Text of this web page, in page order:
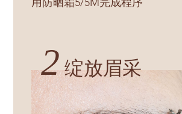
用防晒霜5/5M完成程序
2绽放眉采